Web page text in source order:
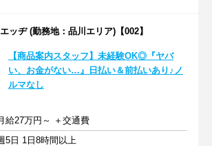
ッヂ (勤務地：品川エリア)【002】
【商品案内スタッフ】未経験OK◎『ヤバ
い、お金がない…』日払い＆前払いあり♪ノ
ルマなし
給27万円～ ＋交通費
5日 1日8時間以上